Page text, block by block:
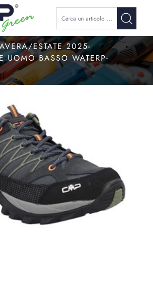
ESTATE 2025-
UOMO BASSO WATERP-